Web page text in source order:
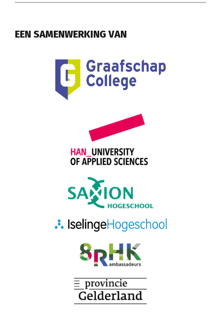
EEN SAMENWERKING VAN